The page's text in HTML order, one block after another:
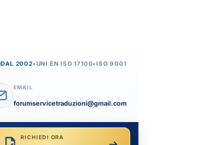
DAL 2002•UNI EN ISO 17100•ISO 9001
EMAIL
forumservicetraduzioni@gmail.com
RICHIEDI ORA